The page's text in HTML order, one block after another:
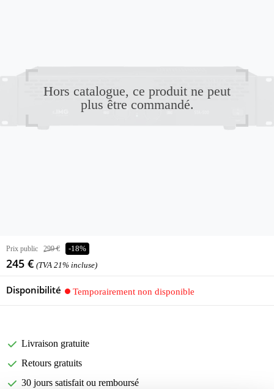
Hors catalogue, ce produit ne peut
plus être commandé.
Prix public 299 € -18%
245 € (TVA 21% incluse)
Disponibilité Temporairement non disponible
Livraison gratuite
Retours gratuits
30 jours satisfait ou remboursé